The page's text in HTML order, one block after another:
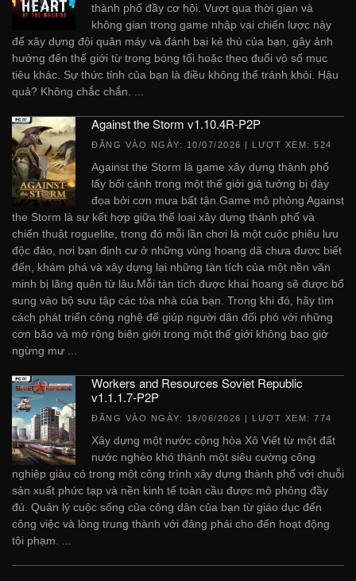
thành phố đầy cơ hội. Vượt qua thời gian và
không gian trong game nhập vai chiến lược này
để xây dựng đội quân máy và đánh bại kẻ thù của bạn, gây ảnh
hưởng đến thế giới từ trong bóng tối hoặc theo đuổi vô số mục
tiêu khác. Sự thức tỉnh của bạn là điều không thể tránh khỏi. Hậu
quả? Không chắc chắn. ...
Against the Storm v1.10.4R-P2P
ĐĂNG VÀO NGÀY: 10/07/2026 | LƯỢT XEM: 524
Against the Storm là game xây dựng thành phố
lấy bối cảnh trong một thế giới giả tưởng bị đày
đọa bởi cơn mưa bất tận.Game mô phỏng Against
the Storm là sự kết hợp giữa thể loại xây dựng thành phố và
chiến thuật roguelite, trong đó mỗi lần chơi là một cuộc phiêu lưu
độc đáo, nơi bạn định cư ở những vùng hoang dã chưa được biết
đến, khám phá và xây dựng lại những tàn tích của một nền văn
minh bị lãng quên từ lâu.Mỗi tàn tích được khai hoang sẽ được bổ
sung vào bộ sưu tập các tòa nhà của bạn. Trong khi đó, hãy tìm
cách phát triển công nghệ để giúp người dân đối phó với những
cơn bão và mở rộng biên giới trong một thế giới không bao giờ
ngừng mư ...
Workers and Resources Soviet Republic
v1.1.1.7-P2P
ĐĂNG VÀO NGÀY: 18/06/2026 | LƯỢT XEM: 774
Xây dựng một nước cộng hòa Xô Viết từ một đất
nước nghèo khó thành một siêu cường công
nghiệp giàu có trong một công trình xây dựng thành phố với chuỗi
sản xuất phức tạp và nền kinh tế toàn cầu được mô phỏng đầy
đủ. Quản lý cuộc sống của công dân của bạn từ giáo dục đến
công việc và lòng trung thành với đảng phái cho đến hoạt động
tội phạm. ...